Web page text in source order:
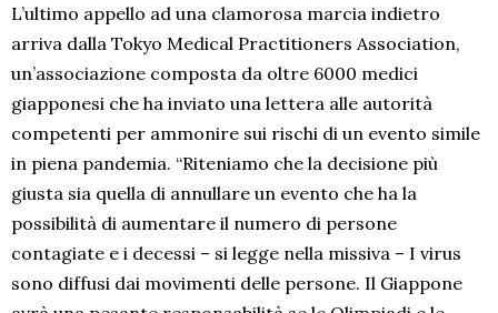
L’ultimo appello ad una clamorosa marcia indietro
arriva dalla Tokyo Medical Practitioners Association,
un’associazione composta da oltre 6000 medici
giapponesi che ha inviato una lettera alle autorità
competenti per ammonire sui rischi di un evento simile
in piena pandemia. “Riteniamo che la decisione più
giusta sia quella di annullare un evento che ha la
possibilità di aumentare il numero di persone
contagiate e i decessi – si legge nella missiva – I virus
sono diffusi dai movimenti delle persone. Il Giappone